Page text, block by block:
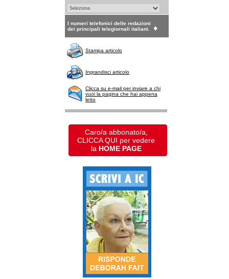
I numeri telefonici delle redazioni
dei principali telegiornali italiani.
Stampa articolo
Ingrandisci articolo
Clicca su e-mail per inviare a chi
vuoi la pagina che hai appena
letto
Caro/a abbonato/a,
CLICCA QUI per vedere
la HOME PAGE